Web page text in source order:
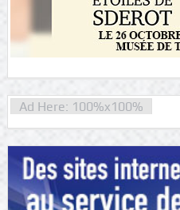
Ad Here: 100%x100%